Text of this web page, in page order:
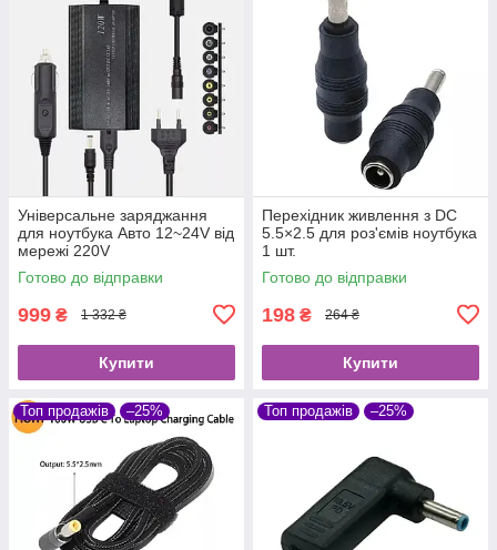
Універсальне заряджання
для ноутбука Авто 12~24V від
мережі 220V
Готово до відправки
999 ₴ 1 332 ₴
Купити
Перехідник живлення з DC
5.5×2.5 для роз'ємів ноутбука
1 шт.
Готово до відправки
198 ₴ 264 ₴
Купити
Топ продажів –25% Топ продажів –25%